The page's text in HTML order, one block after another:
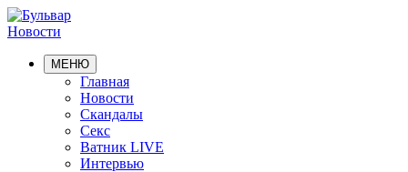
Новости
МЕНЮ
Главная
Новости
Скандалы
Секс
Ватник LIVE
Интервью